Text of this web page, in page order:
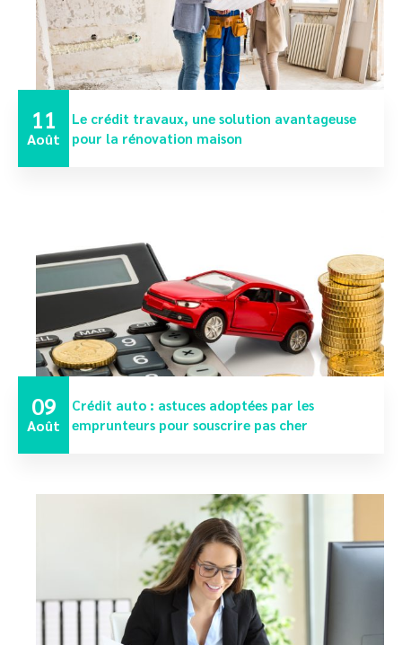
11
Août
Le crédit travaux, une solution avantageuse
pour la rénovation maison
09
Août
Crédit auto : astuces adoptées par les
emprunteurs pour souscrire pas cher